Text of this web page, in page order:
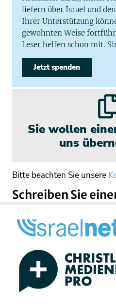
liefern über Israel und
Ihrer Unterstützung
gewohnten Weise
Leser helfen schon mit.
Jetzt spenden
Sie wollen
uns
Bitte beachten Sie unsere
Schreiben Sie